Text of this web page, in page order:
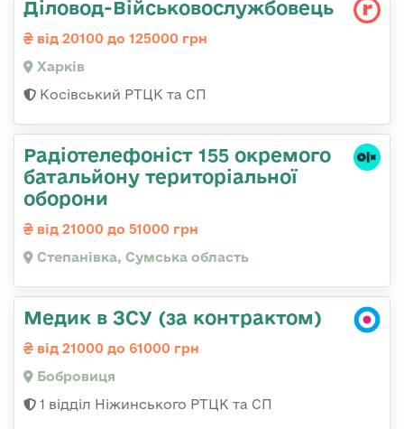
Діловод-Військовослужбовець
від 20100 до 125000 грн
Харків
Косівський РТЦК та СП
Радіотелефоніст 155 окремого
батальйону територіальної
оборони
від 21000 до 51000 грн
Степанівка, Сумська область
Медик в ЗСУ (за контрактом)
від 21000 до 61000 грн
Бобровиця
1 відділ Ніжинського РТЦК та СП